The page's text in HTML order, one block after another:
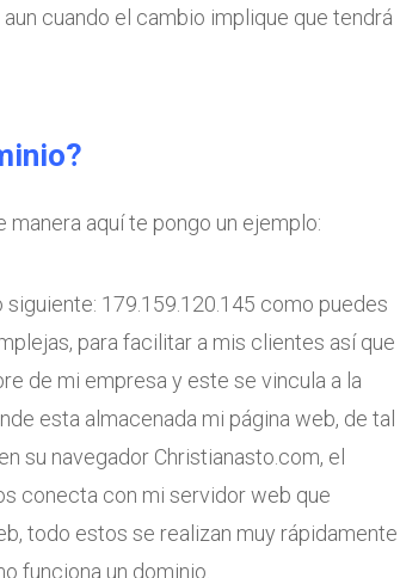
cuando el cambio implique que tendrá
aquí te pongo un ejemplo:
179.159.120.145 como puedes
para facilitar a mis clientes así que
de mi empresa y este se vincula a la
esta almacenada mi página web, de tal
su navegador Christianasto.com, el
conecta con mi servidor web que
todo estos se realizan muy rápidamente
funciona un dominio.